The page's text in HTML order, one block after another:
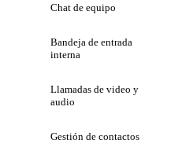
Chat de equipo
Bandeja de entrada
interna
Llamadas de video y
audio
Gestión de contactos